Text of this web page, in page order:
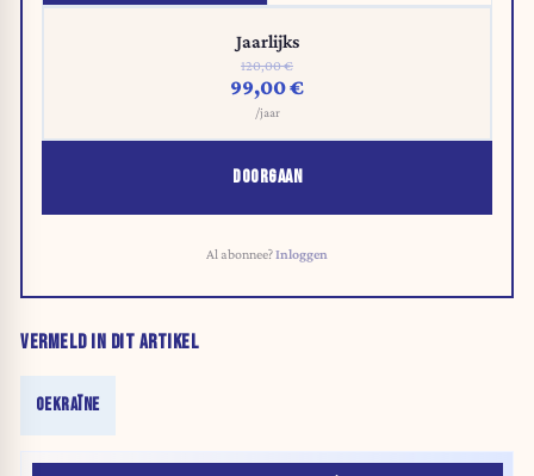
Jaarlijks
120,00 €
99,00 €
/jaar
DOORGAAN
Al abonnee?Inloggen
VERMELD IN DIT ARTIKEL
OEKRAÏNE